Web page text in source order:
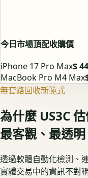
今日市場頂配收購價
iPhone 17 Pro Max$
MacBook Pro M4 Max
無套路回收新範式
為什麼 US3C
最客觀、最透明
透過軟體自動化檢測、
實體交易中的資訊不對